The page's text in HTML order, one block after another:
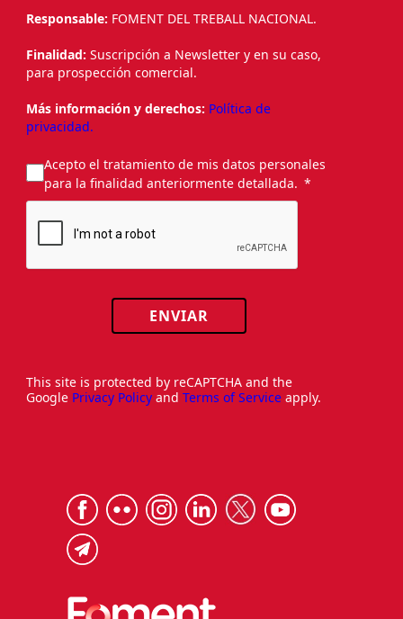
Responsable: FOMENT DEL TREBALL NACIONAL.
Finalidad: Suscripción a Newsletter y en su caso,
para prospección comercial.
Más información y derechos: Política de
privacidad.
Acepto el tratamiento de mis datos personales
para la finalidad anteriormente detallada.
ENVIAR
This site is protected by reCAPTCHA and the
Google Privacy Policy and Terms of Service apply.